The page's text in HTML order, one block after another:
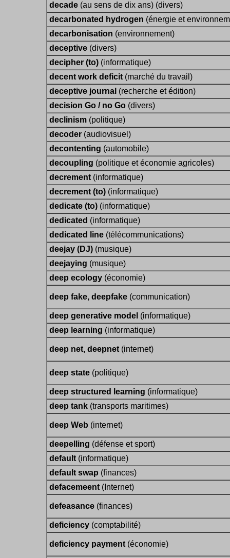
decade (au sens de dix ans) (divers)
decarbonated hydrogen (énergie et
decarbonisation (environnement)
deceptive (divers)
decipher (to) (informatique)
decent work deficit (marché du travail)
deceptive journal (recherche et édition)
decision Go / no Go (divers)
declinism (politique)
decoder (audiovisuel)
decontenting (automobile)
decoupling (politique et économie agricoles)
decrement (informatique)
decrement (to) (informatique)
dedicate (to) (informatique)
dedicated (informatique)
dedicated line (télécommunications)
deejay (DJ) (musique)
deejaying (musique)
deep ecology (économie)
deep fake, deepfake (communication)
deep generative model (informatique)
deep learning (informatique)
deep net, deepnet (internet)
deep state (politique)
deep structured learning (informatique)
deep tank (transports maritimes)
deep Web (internet)
deepelling (défense et sport)
default (informatique)
default swap (finances)
defacemeent (Internet)
defeasance (finances)
deficiency (comptabilité)
deficiency payment (économie)